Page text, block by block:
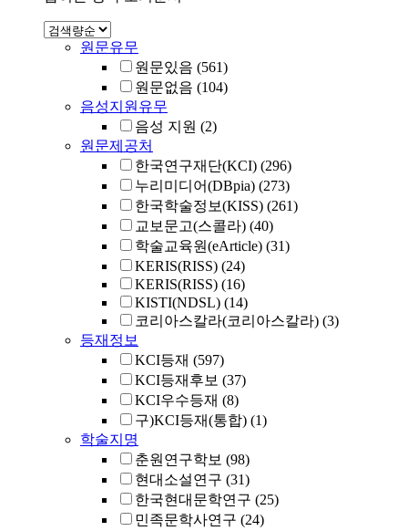
원문유무
원문있음 (561)
원문없음 (104)
음성지원유무
음성 지원 (2)
원문제공처
한국연구재단(KCI) (296)
누리미디어(DBpia) (273)
한국학술정보(KISS) (261)
교보문고(스콜라) (40)
학술교육원(eArticle) (31)
KERIS(RISS) (24)
KERIS(RISS) (16)
KISTI(NDSL) (14)
코리아스칼라(코리아스칼라) (3)
등재정보
KCI등재 (597)
KCI등재후보 (37)
KCI우수등재 (8)
구)KCI등재(통합) (1)
학술지명
춘원연구학보 (98)
현대소설연구 (31)
한국현대문학연구 (25)
민족문학사연구 (24)